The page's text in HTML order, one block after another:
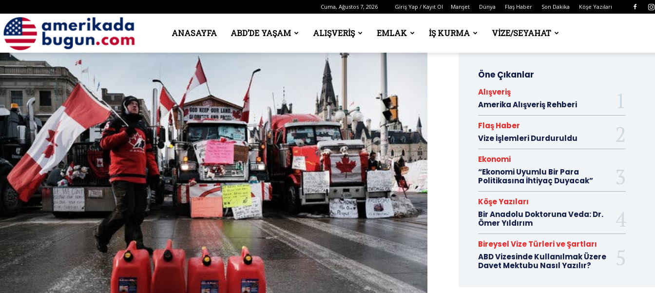
Cuma, Ağustos 7, 2026 Giriş Yap / Kayıt Ol Manşet Dünya Flaş Haber Son Dakika Köşe Yazıları
Amerika’daANASAYFA ABD’DE YAŞAM ALIŞVERIŞ EMLAK İŞ KURMA VIZE/SEYAHAT
Öne Çıkanlar
Alışveriş
Amerika Alışveriş Rehberi
Flaş Haber
Vize İşlemleri Durduruldu
Ekonomi
“Ekonomi Uyumlu Bir Para
Politikasına İhtiyaç Duyacak”
Köşe Yazıları
Bir Anadolu Doktoruna Veda: Dr.
Ömer Yıldırım
Bireysel Vize Türleri ve Şartları
ABD Vizesinde Kullanılmak Üzere
Davet Mektubu Nasıl Yazılır?